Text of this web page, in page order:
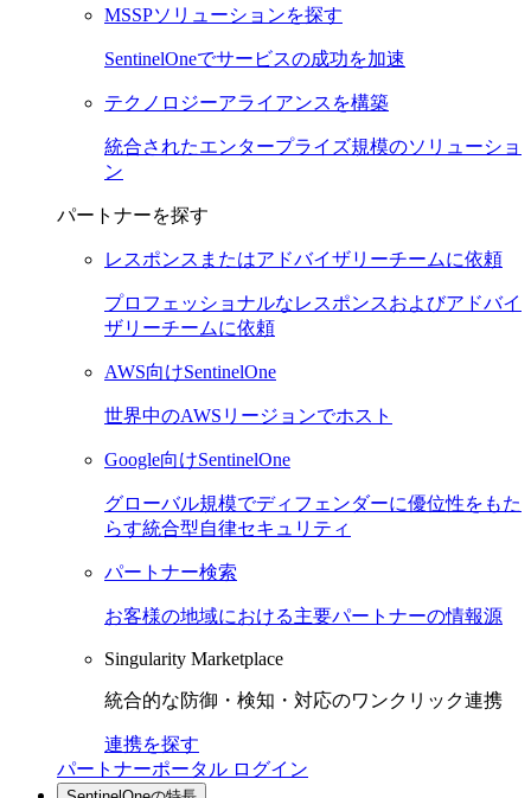
MSSPソリューションを探す
SentinelOneでサービスの成功を加速
テクノロジーアライアンスを構築
統合されたエンタープライズ規模のソリューショ
ン
パートナーを探す
レスポンスまたはアドバイザリーチームに依頼
プロフェッショナルなレスポンスおよびアドバイ
ザリーチームに依頼
AWS向けSentinelOne
世界中のAWSリージョンでホスト
Google向けSentinelOne
グローバル規模でディフェンダーに優位性をもた
らす統合型自律セキュリティ
パートナー検索
お客様の地域における主要パートナーの情報源
Singularity Marketplace
統合的な防御・検知・対応のワンクリック連携
連携を探す
パートナーポータル ログイン